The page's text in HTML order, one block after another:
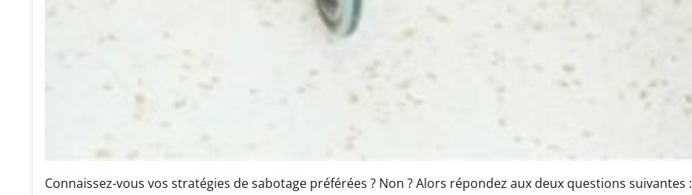
Connaissez-vous vos stratégies de sabotage préférées ? Non ? Alors répondez aux deux questions suivantes :